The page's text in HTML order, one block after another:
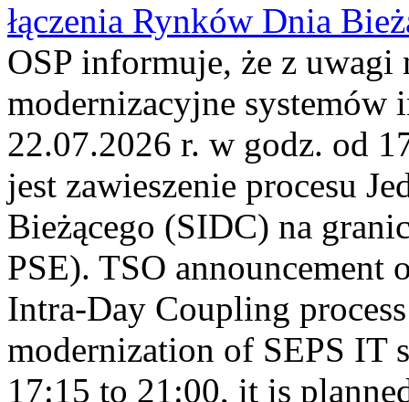
łączenia Rynków Dnia
OSP informuje, że z uwagi
modernizacyjne systemów
22.07.2026 r. w godz. od
jest zawieszenie procesu
Bieżącego (SIDC) na
PSE). TSO announcement
Intra-Day Coupling
modernization of SEPS IT
17:15 to 21:00, it is